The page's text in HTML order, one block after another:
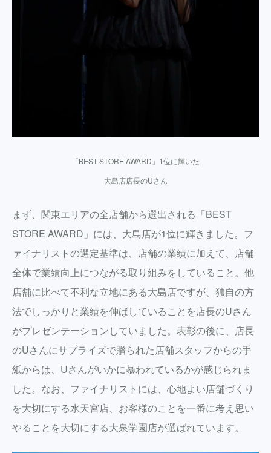
「BEST STORE AWARD」1位に輝いた
大島店店長のUさん
まず、関東エリアの全店舗から選出される「BEST
STORE AWARD」には、大島店が1位に輝きました。フ
ァイナリストの選定基準は、店舗の業績に加えて、店舗
全体で業績向上につながる取り組みをしていること。他
店舗に比べて不利な立地にある大島店ですが、独自の方
法でしっかりと業績を伸ばしていることを店長のUさん
がプレゼンテーションしていました。表彰の後に、店長
のUさんにサプライズで贈られた店舗スタッフからの手
紙からは、Uさんがいかに慕われているかが感じられま
した。なお、ファイナリストには、心地よい店舗づくり
を大切にする水天宮店、お客様のことを一番に考え思い
やることを大切にする大泉学園店が選ばれています。